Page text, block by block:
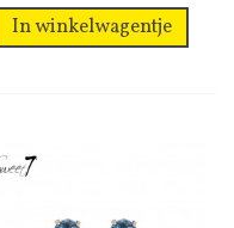
In winkelwagentje